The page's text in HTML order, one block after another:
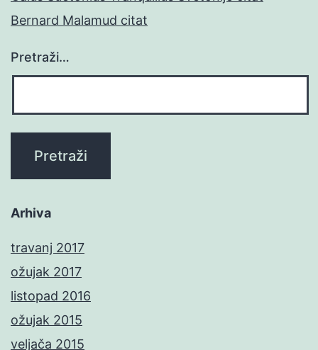
Bernard Malamud citat
Pretraži…
Arhiva
travanj 2017
ožujak 2017
listopad 2016
ožujak 2015
veljača 2015